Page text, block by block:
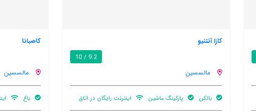
اینترنت رایگان در اتاق باغ اینترنت رایگان در اتاق